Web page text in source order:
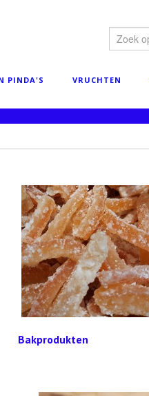
PINDA'S VRUCHTEN
Bakprodukten